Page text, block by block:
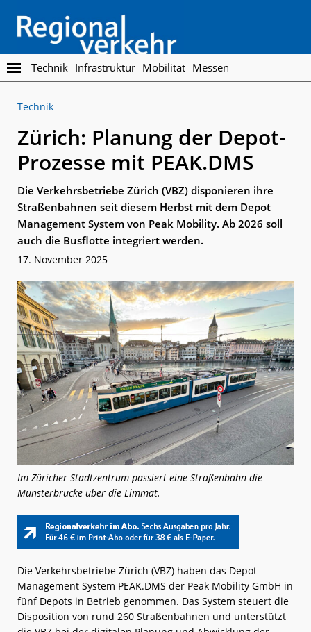
main
content
footer
Regionalverkehr
Die
Fachzeitschrift
den
Personennahverkehr
Technik Infrastruktur Mobilität Messen
Technik
Zürich: Planung der Depot-
Prozesse mit PEAK.DMS
Die Verkehrsbetriebe Zürich (VBZ) disponieren ihre
Straßenbahnen seit diesem Herbst mit dem Depot
Management System von Peak Mobility. Ab 2026 soll
auch die Busflotte integriert werden.
17. November 2025
Im Züricher Stadtzentrum passiert eine Straßenbahn die
Münsterbrücke über die Limmat.
Die Verkehrsbetriebe Zürich (VBZ) haben das Depot
Management System PEAK.DMS der Peak Mobility GmbH in
fünf Depots in Betrieb genommen. Das System steuert die
Disposition von rund 260 Straßenbahnen und unterstützt